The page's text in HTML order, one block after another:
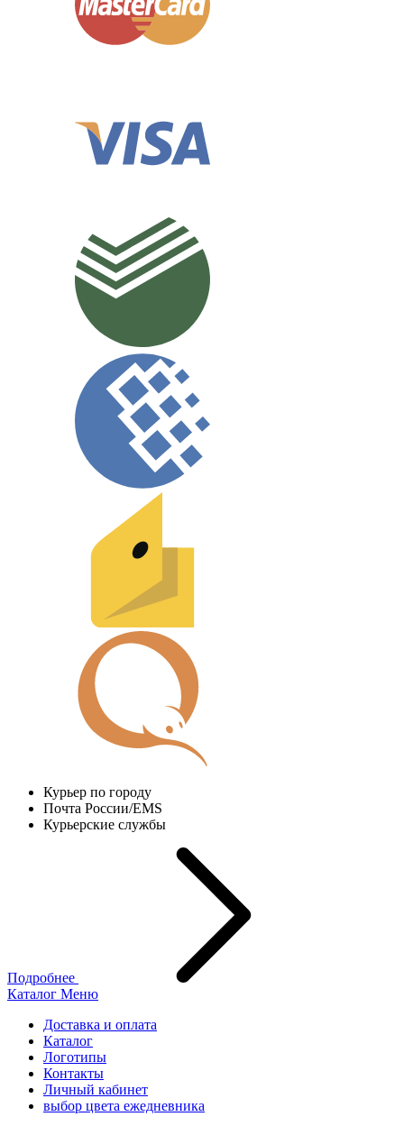
Курьер по городу
Почта России/EMS
Курьерские службы
Подробнее
Каталог Меню
Доставка и оплата
Каталог
Логотипы
Контакты
Личный кабинет
выбор цвета ежедневника